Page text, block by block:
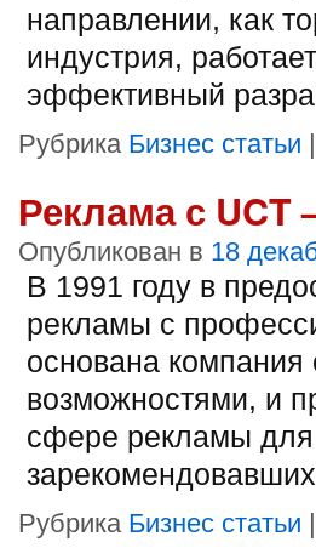
направлении, как
индустрия,
эффективный
Рубрика Бизнес статьи |
Реклама с UCT
Опубликован в 18
В 1991 году в
рекламы с
основана
возможностями, и
сфере рекламы
Рубрика Бизнес статьи |